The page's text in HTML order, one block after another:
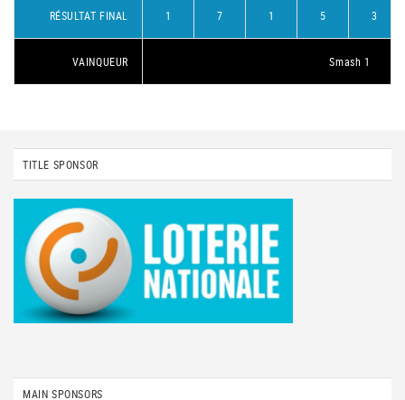
RÉSULTAT FINAL 1 7 1 5 3
VAINQUEUR Smash 1
TITLE SPONSOR
MAIN SPONSORS